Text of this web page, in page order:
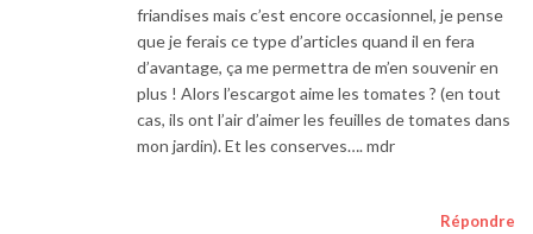
friandises mais c’est encore occasionnel, je pense
que je ferais ce type d’articles quand il en fera
d’avantage, ça me permettra de m’en souvenir en
plus ! Alors l’escargot aime les tomates ? (en tout
cas, ils ont l’air d’aimer les feuilles de tomates dans
mon jardin). Et les conserves…. mdr
Répondre